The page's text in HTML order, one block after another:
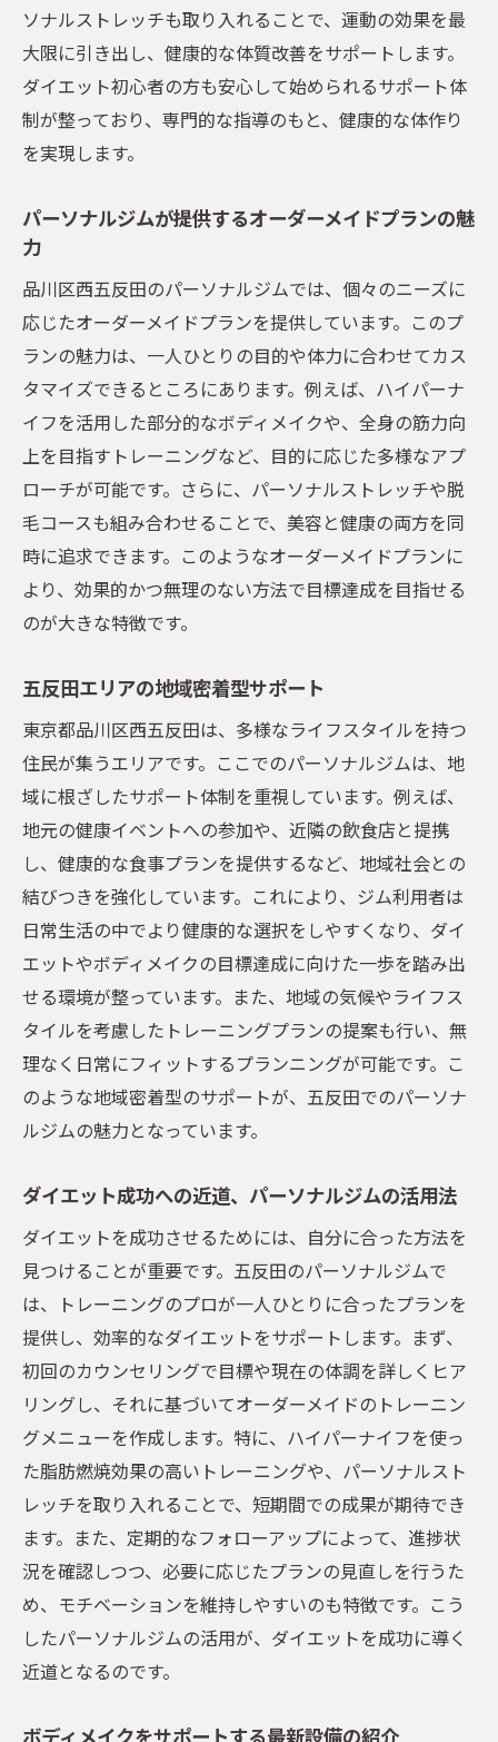
ストレッチとトレーニングの相乗効果
効率的な脂肪燃焼のためのプログラム設計
健康的で美しい体づくりの秘訣
初心者から上級者まで対応！パーソナルジムの
初めての方でも安心のサポート体制
上級者向けの高度なトレーニングメニュー
個別ニーズに応じたカスタマイズプログラ
専門家による定期的なフィードバック
継続的なモチベーション維持のための工夫
ダイエットとボディメイクを成功に導くパーソ
ナルジムの秘訣
効果的なダイエットプランの立案
ボディメイク成功へのロードマップ
個別指導で得られる細やかなサポート
ス
東京都品川区西五反田で体験する最新のパーソ
ナルトレーニング
五反田で手に入れる最新フィットネス体験
パーソナルトレーニングの最新トレンド
五反田で利用できる先進的なトレーニング
設備
様々なニーズに応える柔軟なトレーニング
プログラム
プロフェッショナルによるカスタムメイド
の指導
リット
メンテナンスも安心！脱毛コースが選べるパー
ソナルジムの魅力
トレーニングと脱毛を同時に実現
脱毛専門スタッフによる安心の施術
ボディメイクと脱毛の相乗効果
カスタマイズ可能な脱毛プランの提案
トレーニング後のアフターケアも充実
パーソナルジムでのダイエット成功体験談とボ
ディメイクの実例
成功者が語るパーソナルジムの魅力
実際の体験談から学ぶ成功のコツ
パーソナルジムでの継続がもたらす成果
ソナルストレッチも取り入れることで、運動の効果を最
大限に引き出し、健康的な体質改善をサポートします。
ダイエット初心者の方も安心して始められるサポート体
制が整っており、専門的な指導のもと、健康的な体作り
を実現します。
パーソナルジムが提供するオーダーメイドプランの魅
力
品川区西五反田のパーソナルジムでは、個々のニーズに
応じたオーダーメイドプランを提供しています。このプ
ランの魅力は、一人ひとりの目的や体力に合わせてカス
タマイズできるところにあります。例えば、ハイパーナ
イフを活用した部分的なボディメイクや、全身の筋力向
上を目指すトレーニングなど、目的に応じた多様なアプ
ローチが可能です。さらに、パーソナルストレッチや脱
毛コースも組み合わせることで、美容と健康の両方を同
時に追求できます。このようなオーダーメイドプランに
より、効果的かつ無理のない方法で目標達成を目指せる
のが大きな特徴です。
五反田エリアの地域密着型サポート
東京都品川区西五反田は、多様なライフスタイルを持つ
住民が集うエリアです。ここでのパーソナルジムは、地
域に根ざしたサポート体制を重視しています。例えば、
地元の健康イベントへの参加や、近隣の飲食店と提携
し、健康的な食事プランを提供するなど、地域社会との
結びつきを強化しています。これにより、ジム利用者は
日常生活の中でより健康的な選択をしやすくなり、ダイ
エットやボディメイクの目標達成に向けた一歩を踏み出
せる環境が整っています。また、地域の気候やライフス
タイルを考慮したトレーニングプランの提案も行い、無
理なく日常にフィットするプランニングが可能です。こ
のような地域密着型のサポートが、五反田でのパーソナ
ルジムの魅力となっています。
ダイエット成功への近道、パーソナルジムの活用法
ダイエットを成功させるためには、自分に合った方法を
見つけることが重要です。五反田のパーソナルジムで
は、トレーニングのプロが一人ひとりに合ったプランを
提供し、効率的なダイエットをサポートします。まず、
初回のカウンセリングで目標や現在の体調を詳しくヒア
リングし、それに基づいてオーダーメイドのトレーニン
グメニューを作成します。特に、ハイパーナイフを使っ
た脂肪燃焼効果の高いトレーニングや、パーソナルスト
レッチを取り入れることで、短期間での成果が期待でき
ます。また、定期的なフォローアップによって、進捗状
況を確認しつつ、必要に応じたプランの見直しを行うた
め、モチベーションを維持しやすいのも特徴です。こう
したパーソナルジムの活用が、ダイエットを成功に導く
近道となるのです。
ボディメイクをサポートする最新設備の紹介